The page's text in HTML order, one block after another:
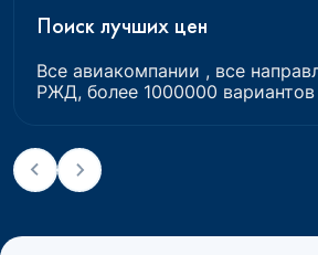
Поиск лучших цен
Все авиакомпании , все
РЖД, более 1000000